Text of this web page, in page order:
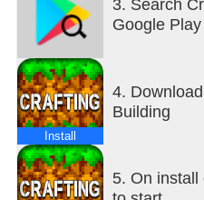
візьміть коня! На
немає монстрів, що
Пограйте з друзями:
Почніть досліджувати!
побудований вашими
найбільшу структуру?
вони свій новий замок,
повернуть вам згодом!
3. Search
Google Play
Install
4.
Building
5. On install